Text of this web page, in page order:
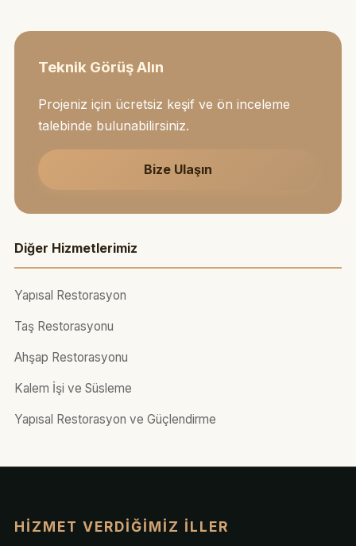
Teknik Görüş Alın
Projeniz için ücretsiz keşif ve ön inceleme
talebinde bulunabilirsiniz.
Bize Ulaşın
Diğer Hizmetlerimiz
Yapısal Restorasyon
Taş Restorasyonu
Ahşap Restorasyonu
Kalem İşi ve Süsleme
Yapısal Restorasyon ve Güçlendirme
HIZMET VERDIĞIMIZ İLLER